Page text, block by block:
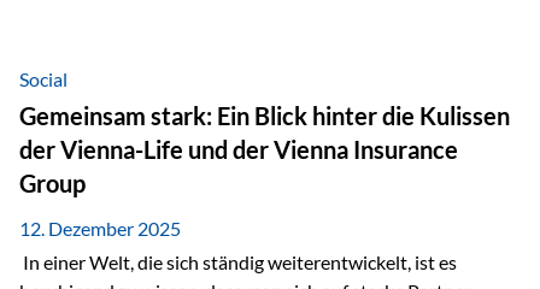
hinzukommen, spielt nicht nur die Rendite eine Rolle. Auch
steuerliche Effekte haben einen erheblichen Einfluss auf…
Social
Gemeinsam stark: Ein Blick hinter die Kulissen
der Vienna-Life und der Vienna Insurance
Group
12. Dezember 2025
In einer Welt, die sich ständig weiterentwickelt, ist es